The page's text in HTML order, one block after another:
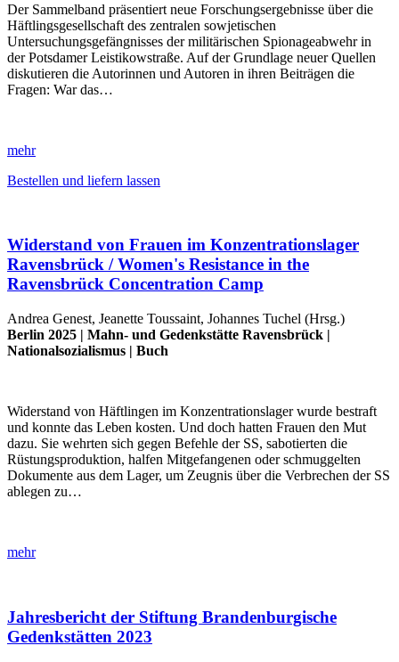
Der Sammelband präsentiert neue Forschungsergebnisse über die
Häftlingsgesellschaft des zentralen sowjetischen
Untersuchungsgefängnisses der militärischen Spionageabwehr in
der Potsdamer Leistikowstraße. Auf der Grundlage neuer Quellen
diskutieren die Autorinnen und Autoren in ihren Beiträgen die
Fragen: War das…
mehr
Bestellen und liefern lassen
Widerstand von Frauen im Konzentrationslager
Ravensbrück / Women's Resistance in the
Ravensbrück Concentration Camp
Andrea Genest, Jeanette Toussaint, Johannes Tuchel (Hrsg.)
Berlin 2025 | Mahn- und Gedenkstätte Ravensbrück |
Nationalsozialismus | Buch
Widerstand von Häftlingen im Konzentrationslager wurde bestraft
und konnte das Leben kosten. Und doch hatten Frauen den Mut
dazu. Sie wehrten sich gegen Befehle der SS, sabotierten die
Rüstungsproduktion, halfen Mitgefangenen oder schmuggelten
Dokumente aus dem Lager, um Zeugnis über die Verbrechen der SS
ablegen zu…
mehr
Jahresbericht der Stiftung Brandenburgische
Gedenkstätten 2023